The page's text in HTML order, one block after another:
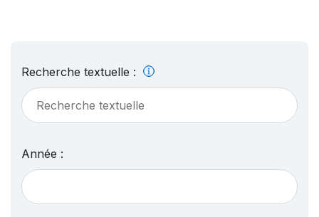
Recherche textuelle :
Année :